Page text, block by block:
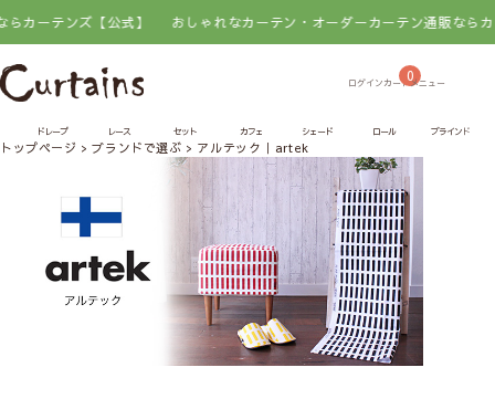
ンズ【公式】 おしゃれなカーテン・オーダーカーテン通販ならカーテン
0
ドレープ レース セット カフェ シェード ロール ブラインド
トップページ ブランドで選ぶ アルテック｜artek